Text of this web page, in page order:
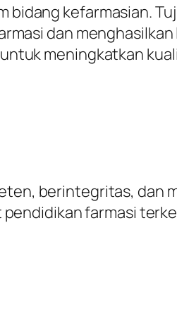
kefarmasian.
dan menghasilkan
meningkatkan
berintegritas, dan
farmasi